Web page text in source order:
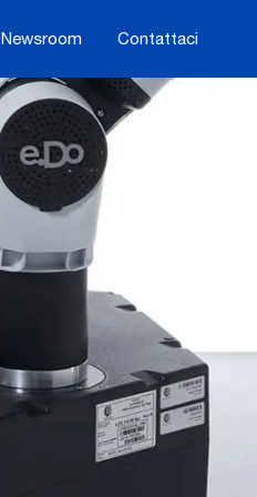
Newsroom Contattaci